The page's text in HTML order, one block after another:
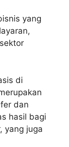
yang
di
dan
hasil bagi
yang juga